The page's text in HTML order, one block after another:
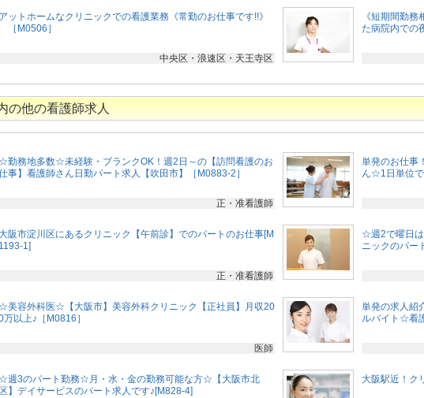
アットホームなクリニックでの看護業務《常勤のお仕事です!!》
［M0506］
中央区・浪速区・天王寺区
《短期間勤
た病院内での
の他の看護師求人
☆勤務地多数☆未経験・ブランクOK！週2日～の【訪問看護のお
事】看護師さん日勤パート求人【吹田市】［M0883-2］
正・准看護師
単発のお仕事
ん☆1日単位
大阪市淀川区にあるクリニック【午前診】でのパートのお仕事[M
1193-1]
正・准看護師
☆週2で曜日
ニックのパー
☆美容外科医☆【大阪市】美容外科クリニック【正社員】月収20
万以上♪［M0816］
医師
単発の求人紹
ルバイト☆看
☆週3のパート勤務☆月・水・金の勤務可能な方☆【大阪市北
区】デイサービスのパート求人です♪[M828-4]
大阪駅近！ク